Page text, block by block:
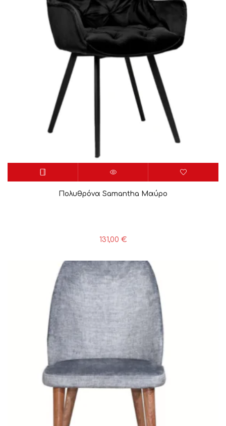
Πολυθρόνα Samantha Μαύρο
131,00 €